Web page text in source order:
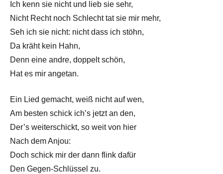
Ich kenn sie nicht und lieb sie sehr,
Nicht Recht noch Schlecht tat sie mir mehr,
Seh ich sie nicht: nicht dass ich stöhn,
Da kräht kein Hahn,
Denn eine andre, doppelt schön,
Hat es mir angetan.
Ein Lied gemacht, weiß nicht auf wen,
Am besten schick ich’s jetzt an den,
Der’s weiterschickt, so weit von hier
Nach dem Anjou:
Doch schick mir der dann flink dafür
Den Gegen-Schlüssel zu.